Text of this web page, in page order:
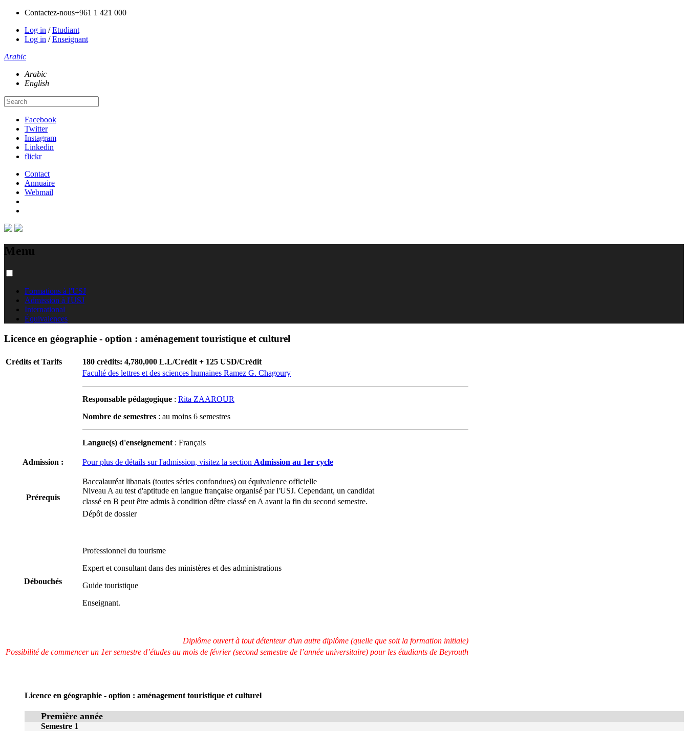
Contactez-nous+961 1 421 000
Log in /Etudiant
Log in /Enseignant
Arabic
Arabic
English
Facebook
Twitter
Instagram
Linkedin
flickr
Contact
Annuaire
Webmail
Menu
Formations à l'USJ
Admission à l'USJ
International
Équivalences
Licence en géographie - option : aménagement touristique et culturel
Crédits et Tarifs
180 crédits: 4,780,000 L.L/Crédit + 125 USD/Crédit
Faculté des lettres et des sciences humaines Ramez G. Chagoury
Responsable pédagogique : Rita ZAAROUR
Nombre de semestres : au moins 6 semestres
Langue(s) d'enseignement : Français
Admission : Pour plus de détails sur l'admission, visitez la section Admission au 1er cycle
Prérequis
Baccalauréat libanais (toutes séries confondues) ou équivalence officielle
Niveau A au test d'aptitude en langue française organisé par l'USJ. Cependant, un candidat
classé en B peut être admis à condition dêtre classé en A avant la fin du second semestre.
Dépôt de dossier
Débouchés
Professionnel du tourisme
Expert et consultant dans des ministères et des administrations
Guide touristique
Enseignant.
Diplôme ouvert à tout détenteur d'un autre diplôme (quelle que soit la formation initiale)
Possibilité de commencer un 1er semestre d’études au mois de février (second semestre de l’année universitaire) pour les étudiants de Beyrouth
Licence en géographie - option : aménagement touristique et culturel
Première année
Semestre 1